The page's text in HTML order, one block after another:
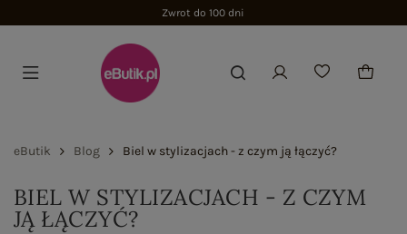
Zwrot do 100 dni
eButik Blog Biel w stylizacjach - z czym ją łączyć?
BIEL W STYLIZACJACH - Z CZYM
JĄ ŁĄCZYĆ?